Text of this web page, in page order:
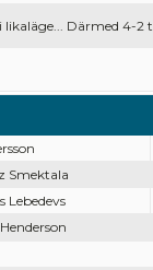
Därmed 4-2
Smektala
Lebedevs